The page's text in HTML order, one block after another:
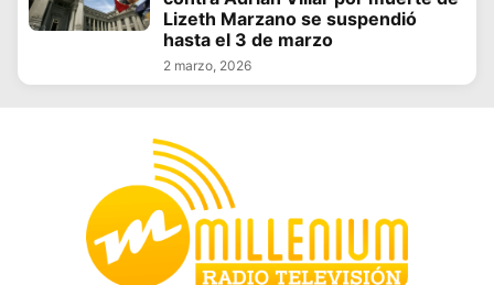
Lizeth Marzano se suspendió
hasta el 3 de marzo
2 marzo, 2026